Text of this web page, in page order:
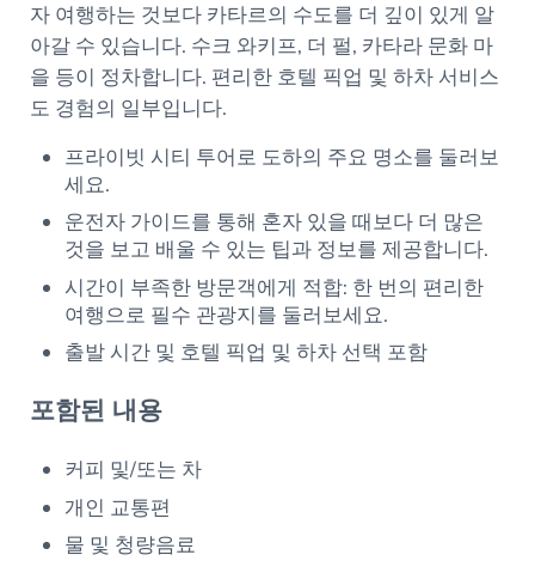
자 여행하는 것보다 카타르의 수도를 더 깊이 있게 알
아갈 수 있습니다. 수크 와키프, 더 펄, 카타라 문화 마
을 등이 정차합니다. 편리한 호텔 픽업 및 하차 서비스
도 경험의 일부입니다.
프라이빗 시티 투어로 도하의 주요 명소를 둘러보
세요.
운전자 가이드를 통해 혼자 있을 때보다 더 많은
것을 보고 배울 수 있는 팁과 정보를 제공합니다.
시간이 부족한 방문객에게 적합: 한 번의 편리한
여행으로 필수 관광지를 둘러보세요.
출발 시간 및 호텔 픽업 및 하차 선택 포함
포함된 내용
커피 및/또는 차
개인 교통편
물 및 청량음료